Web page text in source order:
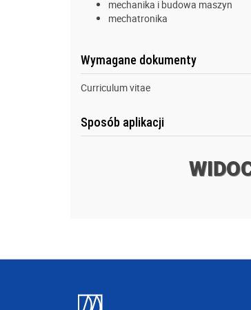
mechanika i budowa maszyn
mechatronika
Wymagane dokumenty
Curriculum vitae
Sposób aplikacji